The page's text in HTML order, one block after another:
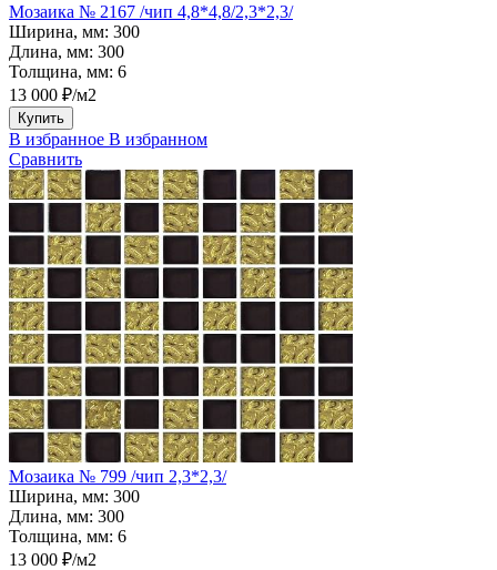
Мозаика № 2167 /чип 4,8*4,8/2,3*2,3/
Ширина, мм: 300
Длина, мм: 300
Толщина, мм: 6
13 000 ₽/м2
Купить
В избранное В избранном
Сравнить
Мозаика № 799 /чип 2,3*2,3/
Ширина, мм: 300
Длина, мм: 300
Толщина, мм: 6
13 000 ₽/м2